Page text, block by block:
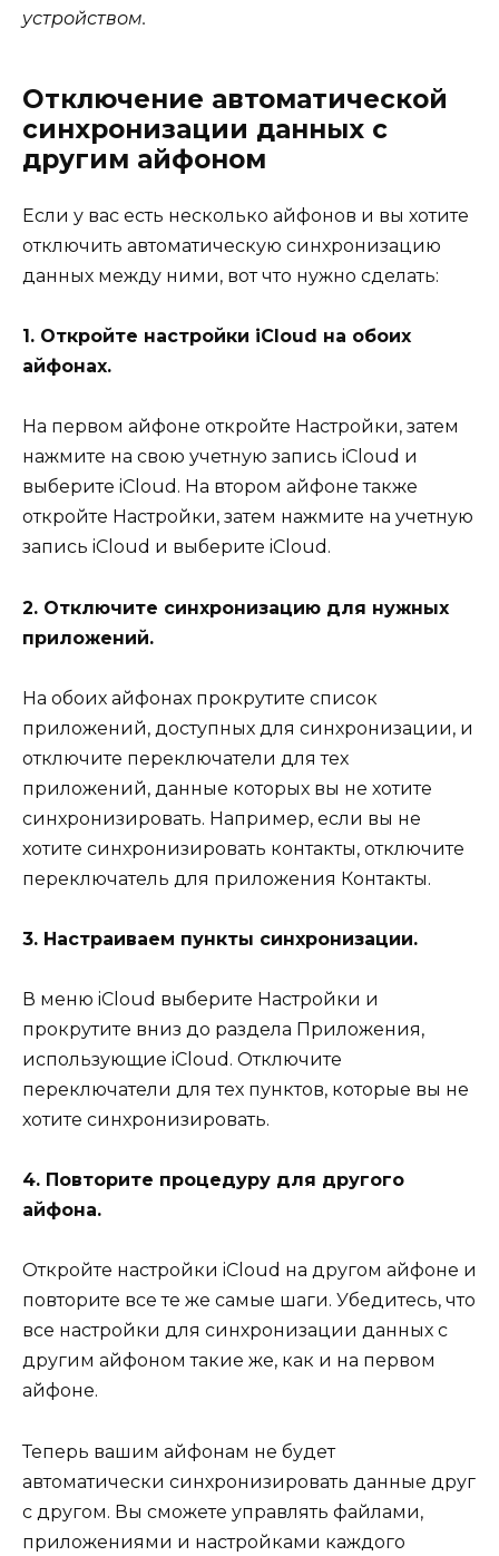
устройством.
Отключение автоматической
синхронизации данных с
другим айфоном
Если у вас есть несколько айфонов и вы хотите
отключить автоматическую синхронизацию
данных между ними, вот что нужно сделать:
1. Откройте настройки iCloud на обоих
айфонах.
На первом айфоне откройте Настройки, затем
нажмите на свою учетную запись iCloud и
выберите iCloud. На втором айфоне также
откройте Настройки, затем нажмите на учетную
запись iCloud и выберите iCloud.
2. Отключите синхронизацию для нужных
приложений.
На обоих айфонах прокрутите список
приложений, доступных для синхронизации, и
отключите переключатели для тех
приложений, данные которых вы не хотите
синхронизировать. Например, если вы не
хотите синхронизировать контакты, отключите
переключатель для приложения Контакты.
3. Настраиваем пункты синхронизации.
В меню iCloud выберите Настройки и
прокрутите вниз до раздела Приложения,
использующие iCloud. Отключите
переключатели для тех пунктов, которые вы не
хотите синхронизировать.
4. Повторите процедуру для другого
айфона.
Откройте настройки iCloud на другом айфоне и
повторите все те же самые шаги. Убедитесь, что
все настройки для синхронизации данных с
другим айфоном такие же, как и на первом
айфоне.
Теперь вашим айфонам не будет
автоматически синхронизировать данные друг
с другом. Вы сможете управлять файлами,
приложениями и настройками каждого